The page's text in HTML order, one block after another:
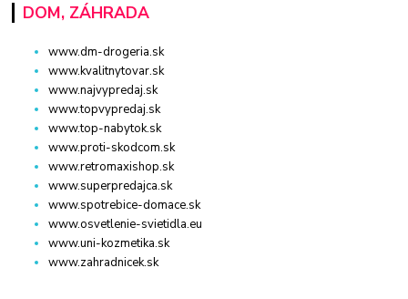
DOM, ZÁHRADA
www.dm-drogeria.sk
www.kvalitnytovar.sk
www.najvypredaj.sk
www.topvypredaj.sk
www.top-nabytok.sk
www.proti-skodcom.sk
www.retromaxishop.sk
www.superpredajca.sk
www.spotrebice-domace.sk
www.osvetlenie-svietidla.eu
www.uni-kozmetika.sk
www.zahradnicek.sk